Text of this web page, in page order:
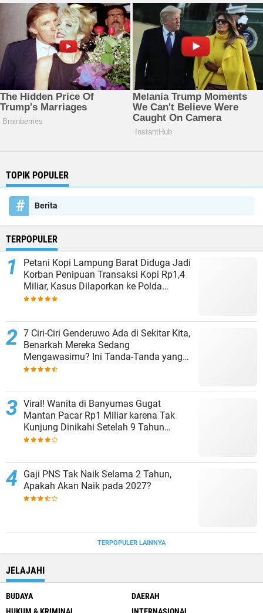
TOPIK POPULER
Berita
TERPOPULER
Petani Kopi Lampung Barat Diduga Jadi
Korban Penipuan Transaksi Kopi Rp1,4
Miliar, Kasus Dilaporkan ke Polda
Lampung
7 Ciri-Ciri Genderuwo Ada di Sekitar Kita,
Benarkah Mereka Sedang
Mengawasimu? Ini Tanda-Tanda yang
Sering Diabaikan
Viral! Wanita di Banyumas Gugat
Mantan Pacar Rp1 Miliar karena Tak
Kunjung Dinikahi Setelah 9 Tahun
Berpacaran
Gaji PNS Tak Naik Selama 2 Tahun,
Apakah Akan Naik pada 2027?
TERPOPULER LAINNYA
JELAJAHI
BUDAYA
DAERAH
HUKUM & KRIMINAL
INTERNASIONAL